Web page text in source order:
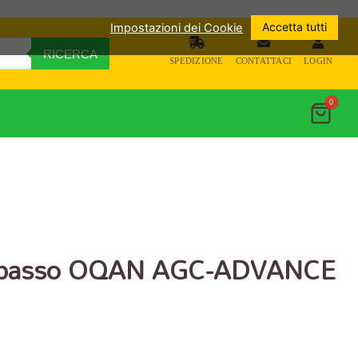
RICERCA SPEDIZIONE CONTATTACI LOGIN
0
OQAN AGC-ADVANCE
Impostazioni dei Cookie Accetta tutti